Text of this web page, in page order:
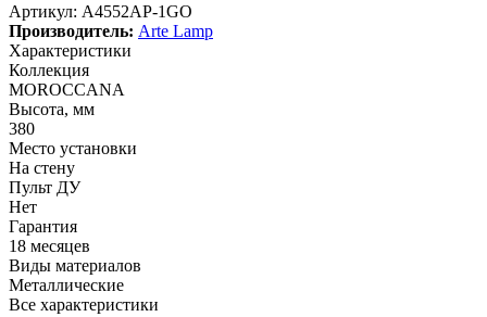
Артикул: A4552AP-1GO
Производитель: Arte Lamp
Характеристики
Коллекция
MOROCCANA
Высота, мм
380
Место установки
На стену
Пульт ДУ
Нет
Гарантия
18 месяцев
Виды материалов
Металлические
Все характеристики